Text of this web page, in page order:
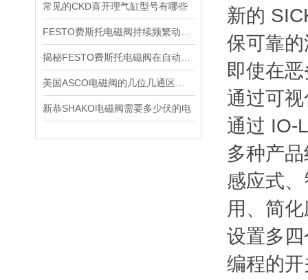
常见的CKD喜开理气缸型号有哪些
新恭SHAKO电磁阀需要多少伏的电
新的
保可靠
即使在
通过可
通过 IO-
多种产
感应式
用、简
设置多
编程的